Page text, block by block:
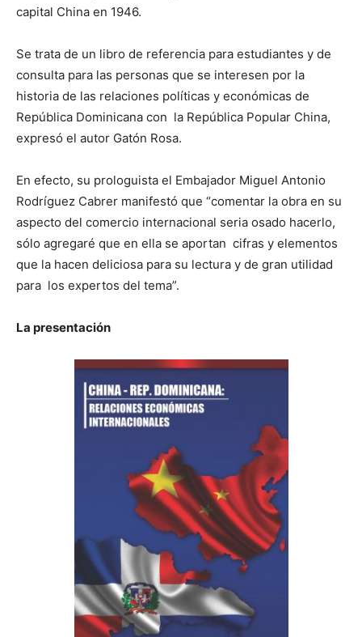
capital China en 1946.
Se trata de un libro de referencia para estudiantes y de
consulta para las personas que se interesen por la
historia de las relaciones políticas y económicas de
República Dominicana con la República Popular China,
expresó el autor Gatón Rosa.
En efecto, su prologuista el Embajador Miguel Antonio
Rodríguez Cabrer manifestó que “comentar la obra en su
aspecto del comercio internacional seria osado hacerlo,
sólo agregaré que en ella se aportan cifras y elementos
que la hacen deliciosa para su lectura y de gran utilidad
para los expertos del tema”.
La presentación